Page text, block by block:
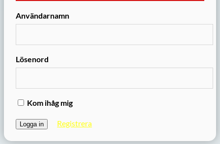
Användarnamn
Lösenord
Kom ihåg mig
Registrera